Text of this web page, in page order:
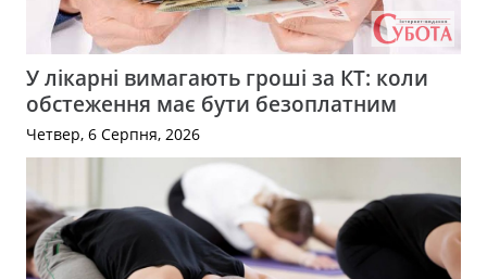
У лікарні вимагають гроші за КТ: коли
обстеження має бути безоплатним
Четвер, 6 Серпня, 2026